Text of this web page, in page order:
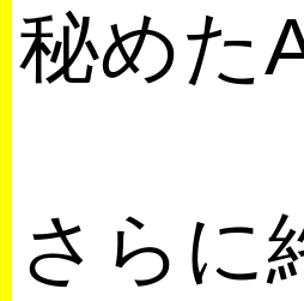
秘めた
さらに